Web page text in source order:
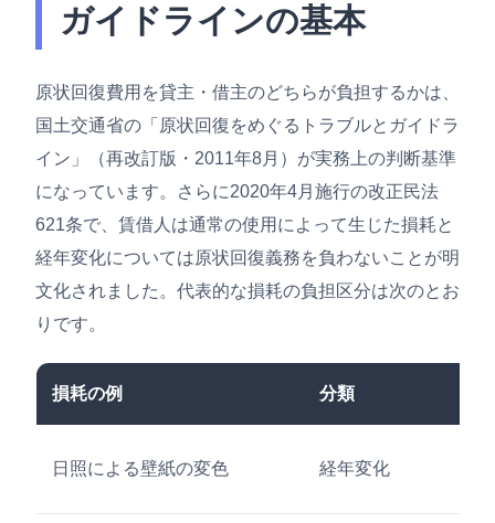
ガイドラインの基本
原状回復費用を貸主・借主のどちらが負担するかは、
国土交通省の「原状回復をめぐるトラブルとガイドラ
イン」（再改訂版・2011年8月）が実務上の判断基準
になっています。さらに2020年4月施行の改正民法
621条で、賃借人は通常の使用によって生じた損耗と
経年変化については原状回復義務を負わないことが明
文化されました。代表的な損耗の負担区分は次のとお
りです。
損耗の例 分類
日照による壁紙の変色 経年変化